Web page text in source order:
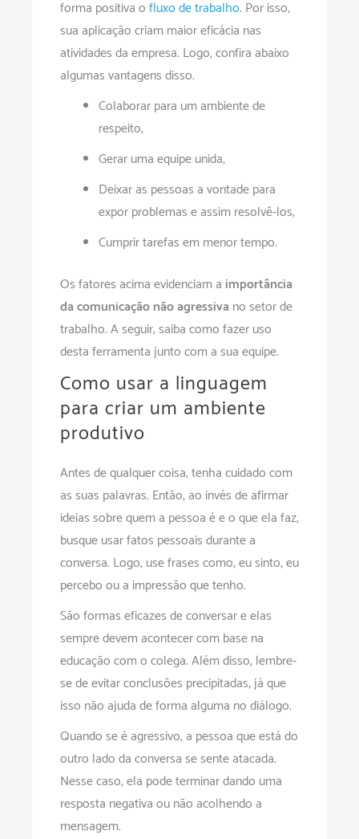
forma positiva ofluxo de trabalho. Por isso,
sua aplicação criam maior eficácia nas
atividades da empresa. Logo, confira abaixo
algumas vantagens disso.
Colaborar para um ambiente de
respeito;
Gerar uma equipe unida;
Deixar as pessoas a vontade para
expor problemas e assim resolvê-los;
Cumprir tarefas em menor tempo.
Os fatores acima evidenciam a importância
da comunicação não agressiva no setor de
trabalho. A seguir, saiba como fazer uso
desta ferramenta junto com a sua equipe.
Como usar a linguagem
para criar um ambiente
produtivo
Antes de qualquer coisa, tenha cuidado com
as suas palavras. Então, ao invés de afirmar
ideias sobre quem a pessoa é e o que ela faz,
busque usar fatos pessoais durante a
conversa. Logo, use frases como, eu sinto, eu
percebo ou a impressão que tenho.
São formas eficazes de conversar e elas
sempre devem acontecer com base na
educação com o colega. Além disso, lembre-
se de evitar conclusões precipitadas, já que
isso não ajuda de forma alguma no diálogo.
Quando se é agressivo, a pessoa que está do
outro lado da conversa se sente atacada.
Nesse caso, ela pode terminar dando uma
resposta negativa ou não acolhendo a
mensagem.